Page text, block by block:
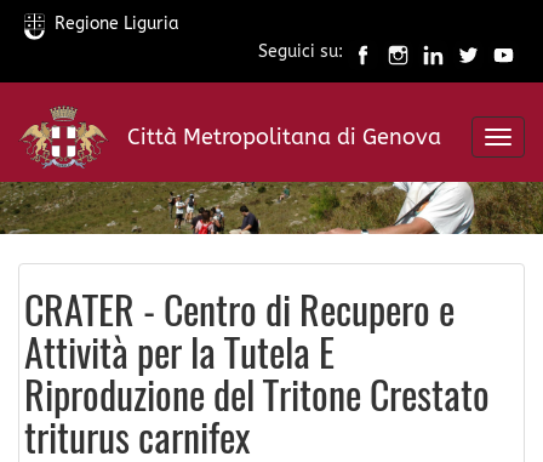
Salta
contenuto
principale
Regione Liguria
Seguici su:
Città Metropolitana di Genova
CRATER - Centro di Recupero e
Attività per la Tutela E
Riproduzione del Tritone Crestato
triturus carnifex